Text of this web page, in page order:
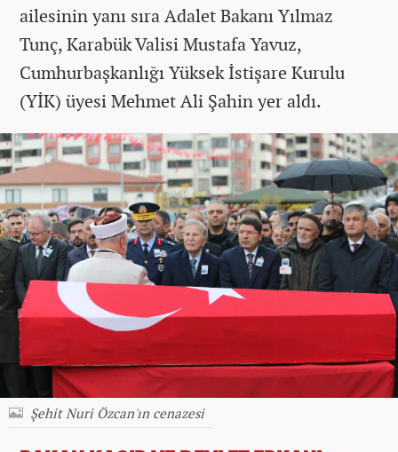
ailesinin yanı sıra Adalet Bakanı Yılmaz
Tunç, Karabük Valisi Mustafa Yavuz,
Cumhurbaşkanlığı Yüksek İstişare Kurulu
(YİK) üyesi Mehmet Ali Şahin yer aldı.
Şehit Nuri Özcan'ın cenazesi